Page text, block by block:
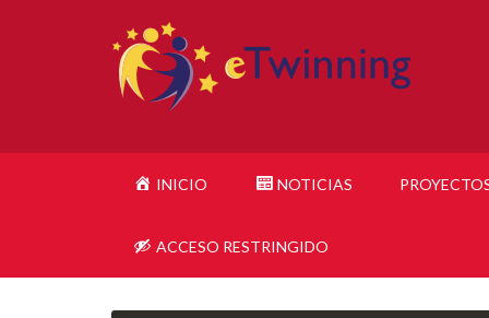
INICIO NOTICIAS
ACCESO RESTRINGIDO